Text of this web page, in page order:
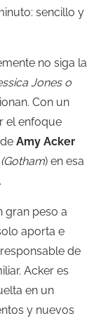
sencillo y
no siga la
Jones o
Con un
el enfoque
Amy Acker
(Gotham) en esa
gran peso a
aporta e
de
Acker es
en un
y nuevos